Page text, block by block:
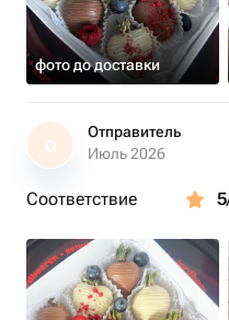
фото до доставки
О
Отправитель
Июль 2026
Соответствие 5